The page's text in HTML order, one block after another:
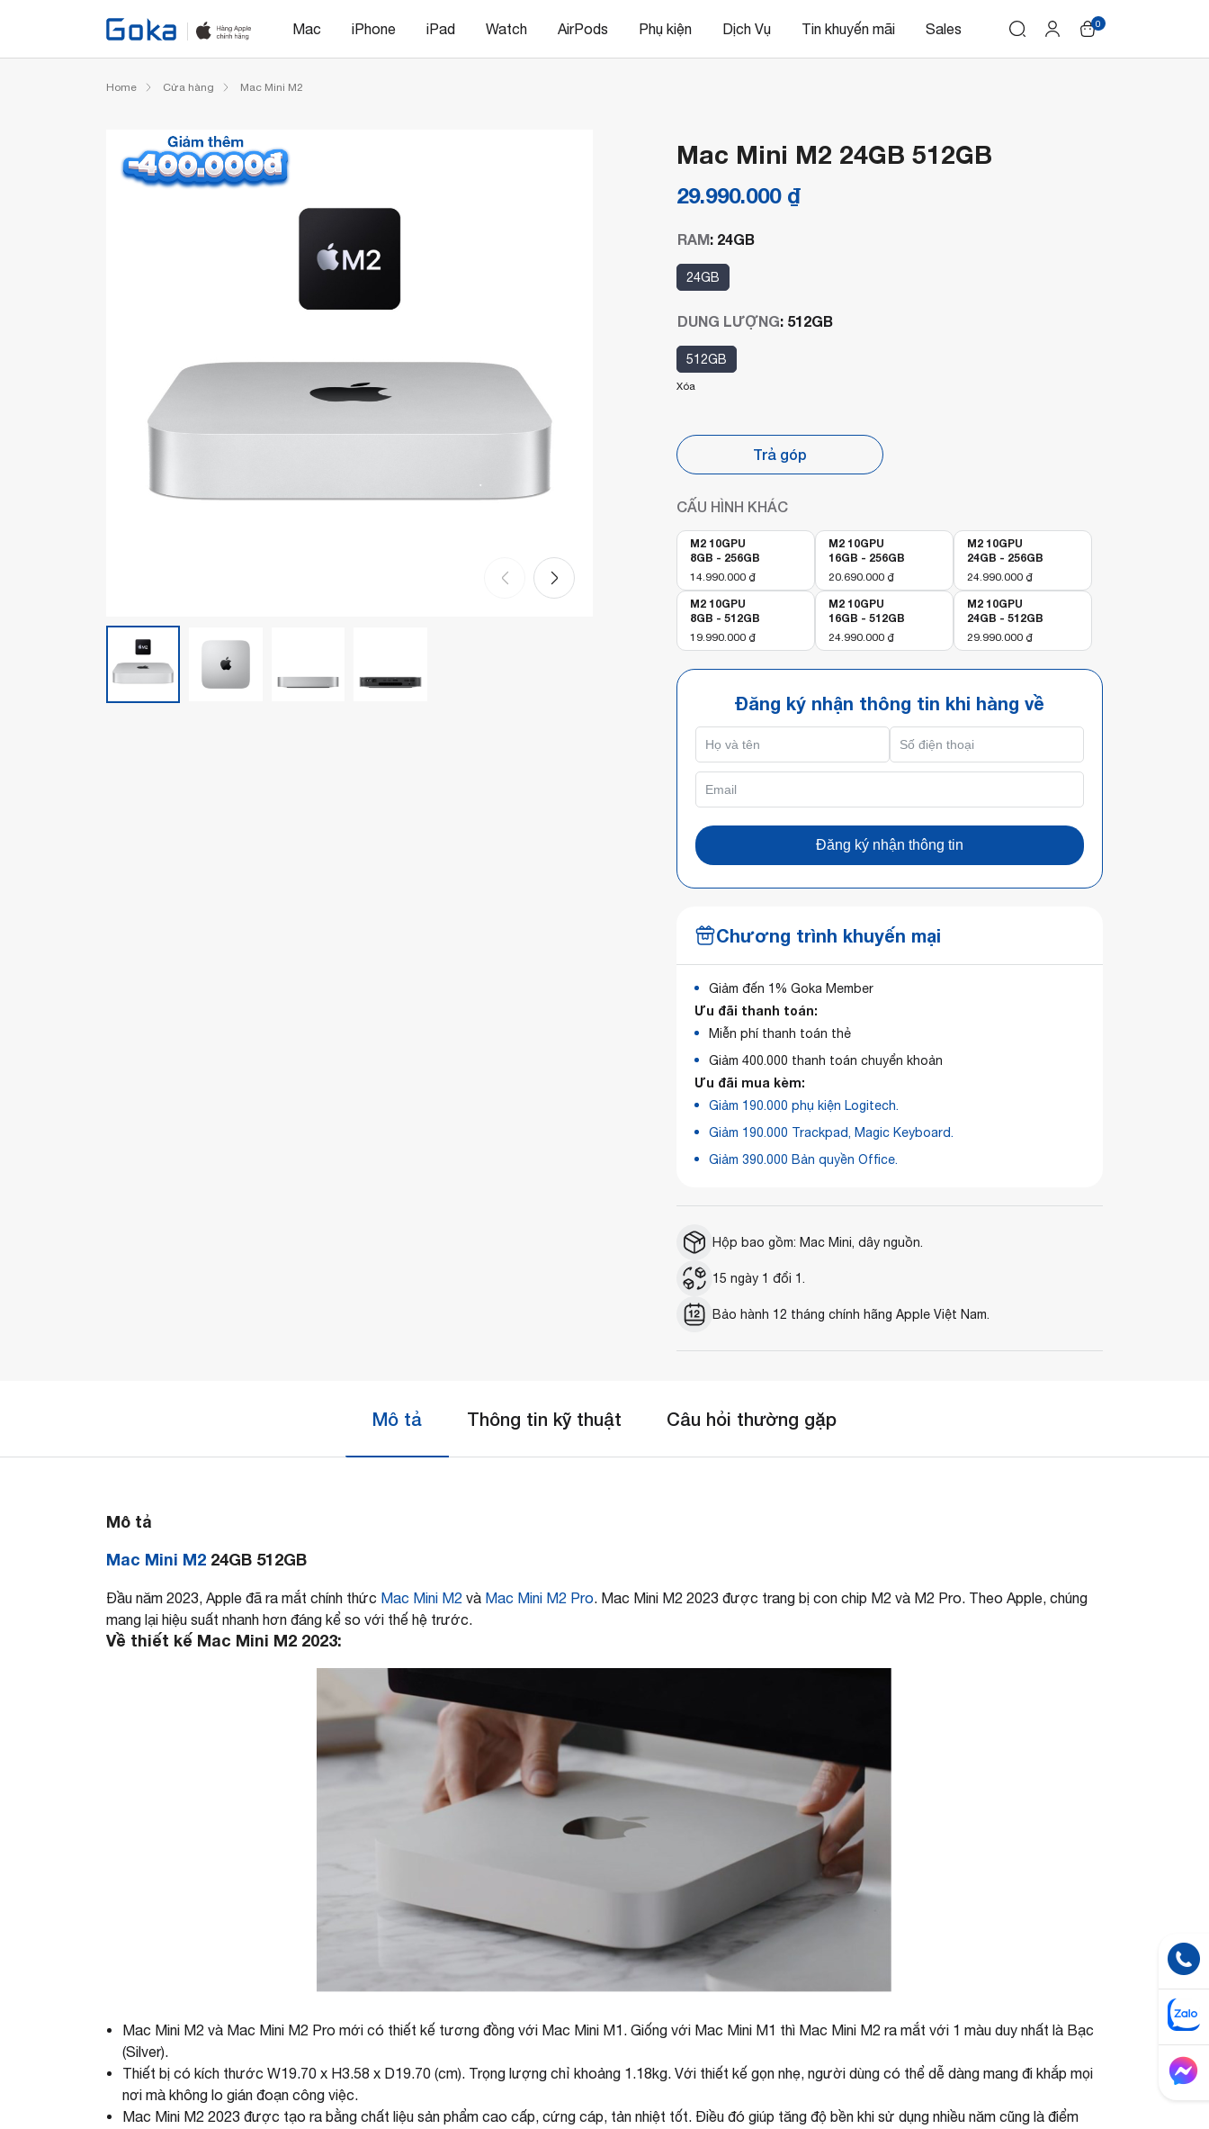
Mac iPhone iPad Watch AirPods Phụ kiện Dịch Vụ Tin khuyến mãi Sales 0
Home Cửa hàng Mac Mini M2
Mac Mini M2 24GB 512GB
29.990.000 ₫
RAM: 24GB
24GB
DUNG LƯỢNG: 512GB
512GB
Xóa
Trả góp
CẤU HÌNH KHÁC
M2 10GPU
8GB - 256GB
14.990.000 ₫
M2 10GPU
16GB - 256GB
20.690.000 ₫
M2 10GPU
24GB - 256GB
24.990.000 ₫
M2 10GPU
8GB - 512GB
19.990.000 ₫
M2 10GPU
16GB - 512GB
24.990.000 ₫
M2 10GPU
24GB - 512GB
29.990.000 ₫
Đăng ký nhận thông tin khi hàng về
Đăng ký nhận thông tin
Chương trình khuyến mại
Giảm đến 1% Goka Member
Ưu đãi thanh toán:
Miễn phí thanh toán thẻ
Giảm 400.000 thanh toán chuyển khoản
Ưu đãi mua kèm:
Giảm 190.000 phụ kiện Logitech.
Giảm 190.000 Trackpad, Magic Keyboard.
Giảm 390.000 Bản quyền Office.
Hộp bao gồm: Mac Mini, dây nguồn.
15 ngày 1 đổi 1.
Bảo hành 12 tháng chính hãng Apple Việt Nam.
Mô tả Thông tin kỹ thuật Câu hỏi thường gặp
Mô tả
Mac Mini M2 24GB 512GB
Đầu năm 2023, Apple đã ra mắt chính thức Mac Mini M2 và Mac Mini M2 Pro. Mac Mini M2 2023‌ được trang bị con chip ‌M2‌ và ‌M2‌ Pro. Theo Apple, chúng
mang lại hiệu suất nhanh hơn đáng kể so với thế hệ trước.
Về thiết kế Mac Mini M2 2023:
Mac Mini M2 và Mac Mini M2 Pro mới có thiết kế tương đồng với Mac Mini M1. Giống với Mac Mini M1 thì Mac Mini M2 ra mắt với 1 màu duy nhất là Bạc
(Silver).
Thiết bị có kích thước W19.70 x H3.58 x D19.70 (cm). Trọng lượng chỉ khoảng 1.18kg. Với thiết kế gọn nhẹ, người dùng có thể dễ dàng mang đi khắp mọi
nơi mà không lo gián đoạn công việc.
Mac Mini M2 2023 được tạo ra bằng chất liệu sản phẩm cao cấp, cứng cáp, tản nhiệt tốt. Điều đó giúp tăng độ bền khi sử dụng nhiều năm cũng là điểm